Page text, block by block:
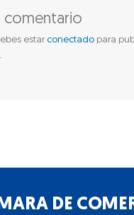
comentario
estar conectadopara
DE